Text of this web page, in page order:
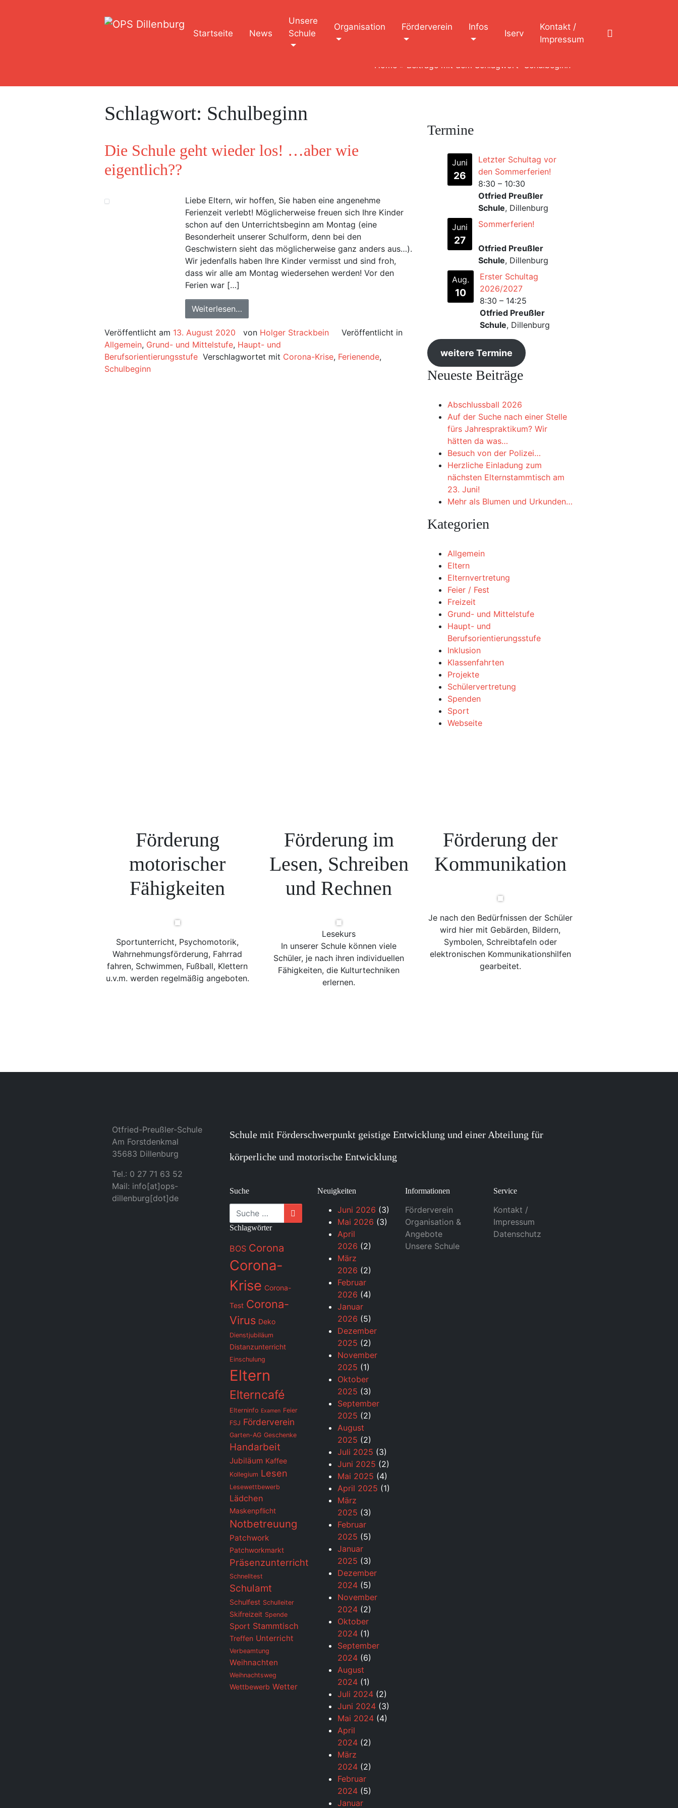
Startseite News
Unsere
Schule
Organisation Förderverein Infos
Iserv
Kontakt /
Impressum
Home » Beiträge mit dem Schlagwort "Schulbeginn"
Schlagwort: Schulbeginn
Die Schule geht wieder los! …aber wie
eigentlich??
Liebe Eltern, wir hoffen, Sie haben eine angenehme
Ferienzeit verlebt! Möglicherweise freuen sich Ihre Kinder
schon auf den Unterrichtsbeginn am Montag (eine
Besonderheit unserer Schulform, denn bei den
Geschwistern sieht das möglicherweise ganz anders aus…).
Wir jedenfalls haben Ihre Kinder vermisst und sind froh,
dass wir alle am Montag wiedersehen werden! Vor den
Ferien war […]
Weiterlesen…
Veröffentlicht am 13. August 2020 von Holger Strackbein
Veröffentlicht in
Allgemein, Grund- und Mittelstufe, Haupt- und
Berufsorientierungsstufe Verschlagwortet mit Corona-Krise, Ferienende,
Schulbeginn
Termine
Juni
26
Letzter Schultag vor
den Sommerferien!
8:30 – 10:30
Otfried Preußler
Schule, Dillenburg
Juni
27
Sommerferien!
Otfried Preußler
Schule, Dillenburg
Aug.
10
Erster Schultag
2026/2027
8:30 – 14:25
Otfried Preußler
Schule, Dillenburg
weitere Termine
Neueste Beiträge
Abschlussball 2026
Auf der Suche nach einer Stelle
fürs Jahrespraktikum? Wir
hätten da was…
Besuch von der Polizei…
Herzliche Einladung zum
nächsten Elternstammtisch am
23. Juni!
Mehr als Blumen und Urkunden…
Kategorien
Allgemein
Eltern
Elternvertretung
Feier / Fest
Freizeit
Grund- und Mittelstufe
Haupt- und
Berufsorientierungsstufe
Inklusion
Klassenfahrten
Projekte
Schülervertretung
Spenden
Sport
Webseite
Förderung
motorischer
Fähigkeiten
Sportunterricht, Psychomotorik,
Wahrnehmungsförderung, Fahrrad
fahren, Schwimmen, Fußball, Klettern
u.v.m. werden regelmäßig angeboten.
Förderung im
Lesen, Schreiben
und Rechnen
Lesekurs
In unserer Schule können viele
Schüler, je nach ihren individuellen
Fähigkeiten, die Kulturtechniken
erlernen.
Förderung der
Kommunikation
Je nach den Bedürfnissen der Schüler
wird hier mit Gebärden, Bildern,
Symbolen, Schreibtafeln oder
elektronischen Kommunikationshilfen
gearbeitet.
Otfried-Preußler-Schule
Am Forstdenkmal
35683 Dillenburg
Tel.: 0 27 71 63 52
Mail: info[at]ops-
dillenburg[dot]de
Schule mit Förderschwerpunkt geistige Entwicklung und einer Abteilung für
körperliche und motorische Entwicklung
Suche
Suche
Schlagwörter
BOS Corona
Corona-
Krise Corona-
Test Corona-
Virus Deko
Dienstjubiläum
Distanzunterricht
Einschulung
Eltern
Elterncafé
Elterninfo Examen Feier
FSJ Förderverein
Garten-AG Geschenke
Handarbeit
Jubiläum Kaffee
Kollegium Lesen
Lesewettbewerb
Lädchen
Maskenpflicht
Notbetreuung
Patchwork
Patchworkmarkt
Präsenzunterricht
Schnelltest
Schulamt
Schulfest Schulleiter
Skifreizeit Spende
Sport Stammtisch
Treffen Unterricht
Verbeamtung
Weihnachten
Weihnachtsweg
Wettbewerb Wetter
Neuigkeiten
Juni 2026 (3)
Mai 2026 (3)
April
2026 (2)
März
2026 (2)
Februar
2026 (4)
Januar
2026 (5)
Dezember
2025 (2)
November
2025 (1)
Oktober
2025 (3)
September
2025 (2)
August
2025 (2)
Juli 2025 (3)
Juni 2025 (2)
Mai 2025 (4)
April 2025 (1)
März
2025 (3)
Februar
2025 (5)
Januar
2025 (3)
Dezember
2024(5)
November
2024(2)
Oktober
2024(1)
September
2024(6)
August
2024(1)
Juli 2024(2)
Juni 2024(3)
Mai 2024(4)
April
2024(2)
März
2024(2)
Februar
2024(5)
Januar
Informationen
Förderverein
Organisation &
Angebote
Unsere Schule
Service
Kontakt /
Impressum
Datenschutz